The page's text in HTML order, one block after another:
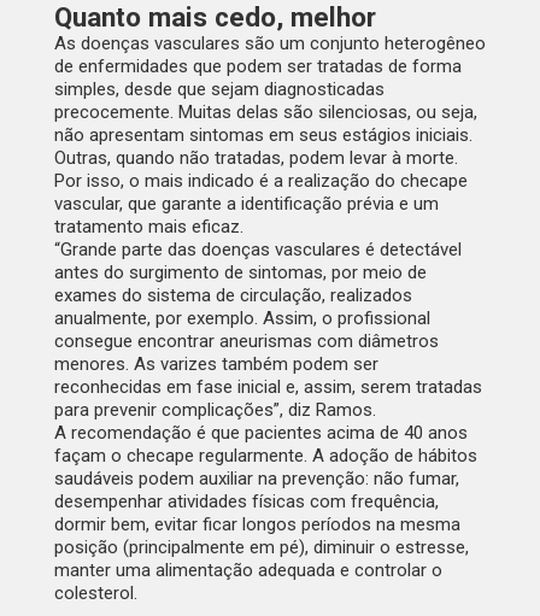
Quanto mais cedo, melhor
As doenças vasculares são um conjunto heterogêneo
de enfermidades que podem ser tratadas de forma
simples, desde que sejam diagnosticadas
precocemente. Muitas delas são silenciosas, ou seja,
não apresentam sintomas em seus estágios iniciais.
Outras, quando não tratadas, podem levar à morte.
Por isso, o mais indicado é a realização do checape
vascular, que garante a identificação prévia e um
tratamento mais eficaz.
“Grande parte das doenças vasculares é detectável
antes do surgimento de sintomas, por meio de
exames do sistema de circulação, realizados
anualmente, por exemplo. Assim, o profissional
consegue encontrar aneurismas com diâmetros
menores. As varizes também podem ser
reconhecidas em fase inicial e, assim, serem tratadas
para prevenir complicações”, diz Ramos.
A recomendação é que pacientes acima de 40 anos
façam o checape regularmente. A adoção de hábitos
saudáveis podem auxiliar na prevenção: não fumar,
desempenhar atividades físicas com frequência,
dormir bem, evitar ficar longos períodos na mesma
posição (principalmente em pé), diminuir o estresse,
manter uma alimentação adequada e controlar o
colesterol.